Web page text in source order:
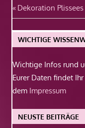
Vorheriger
Beitrag:
Dekoration Plissees
WICHTIGE
Wichtige Infos rund
Eurer Daten findet
dem Impressum
NEUSTE BEITRÄGE